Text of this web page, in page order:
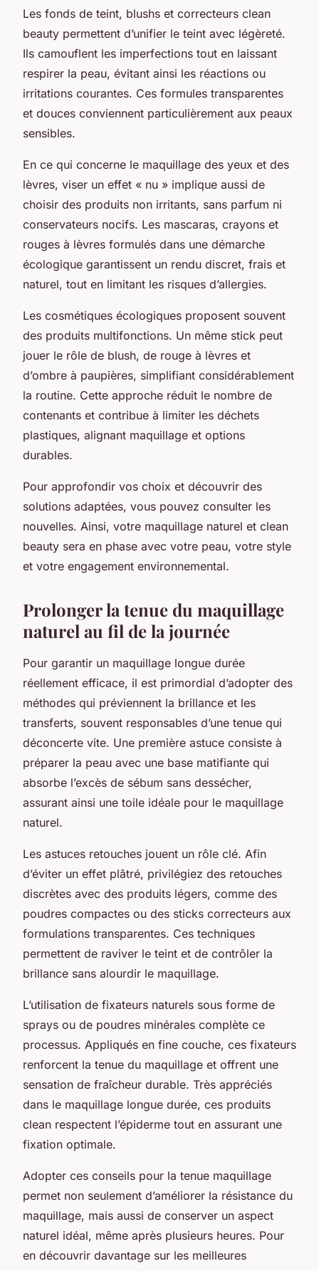
Les fonds de teint, blushs et correcteurs clean
beauty permettent d’unifier le teint avec légèreté.
Ils camouflent les imperfections tout en laissant
respirer la peau, évitant ainsi les réactions ou
irritations courantes. Ces formules transparentes
et douces conviennent particulièrement aux peaux
sensibles.
En ce qui concerne le maquillage des yeux et des
lèvres, viser un effet « nu » implique aussi de
choisir des produits non irritants, sans parfum ni
conservateurs nocifs. Les mascaras, crayons et
rouges à lèvres formulés dans une démarche
écologique garantissent un rendu discret, frais et
naturel, tout en limitant les risques d’allergies.
Les cosmétiques écologiques proposent souvent
des produits multifonctions. Un même stick peut
jouer le rôle de blush, de rouge à lèvres et
d’ombre à paupières, simplifiant considérablement
la routine. Cette approche réduit le nombre de
contenants et contribue à limiter les déchets
plastiques, alignant maquillage et options
durables.
Pour approfondir vos choix et découvrir des
solutions adaptées, vous pouvez consulter les
nouvelles. Ainsi, votre maquillage naturel et clean
beauty sera en phase avec votre peau, votre style
et votre engagement environnemental.
Prolonger la tenue du maquillage
naturel au fil de la journée
Pour garantir un maquillage longue durée
réellement efficace, il est primordial d’adopter des
méthodes qui préviennent la brillance et les
transferts, souvent responsables d’une tenue qui
déconcerte vite. Une première astuce consiste à
préparer la peau avec une base matifiante qui
absorbe l’excès de sébum sans dessécher,
assurant ainsi une toile idéale pour le maquillage
naturel.
Les astuces retouches jouent un rôle clé. Afin
d’éviter un effet plâtré, privilégiez des retouches
discrètes avec des produits légers, comme des
poudres compactes ou des sticks correcteurs aux
formulations transparentes. Ces techniques
permettent de raviver le teint et de contrôler la
brillance sans alourdir le maquillage.
L’utilisation de fixateurs naturels sous forme de
sprays ou de poudres minérales complète ce
processus. Appliqués en fine couche, ces fixateurs
renforcent la tenue du maquillage et offrent une
sensation de fraîcheur durable. Très appréciés
dans le maquillage longue durée, ces produits
clean respectent l’épiderme tout en assurant une
fixation optimale.
Adopter ces conseils pour la tenue maquillage
permet non seulement d’améliorer la résistance du
maquillage, mais aussi de conserver un aspect
naturel idéal, même après plusieurs heures. Pour
en découvrir davantage sur les meilleures